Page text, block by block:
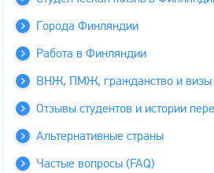
Города Финляндии
Работа в Финляндии
ВНЖ, ПМЖ, гражданство и
Отзывы студентов и истории
Альтернативные страны
Частые вопросы (FAQ)